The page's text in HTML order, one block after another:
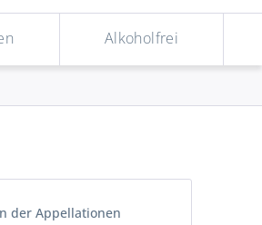
Alkoholfrei
der Appellationen